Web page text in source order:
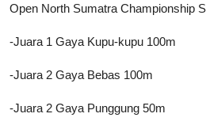
Open North Sumatra Championship
-Juara 1 Gaya Kupu-kupu 100m
-Juara 2 Gaya Bebas 100m
-Juara 2 Gaya Punggung 50m